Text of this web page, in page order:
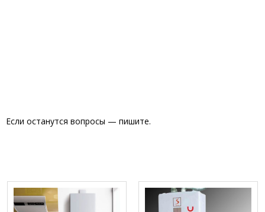
Если останутся вопросы — пишите.